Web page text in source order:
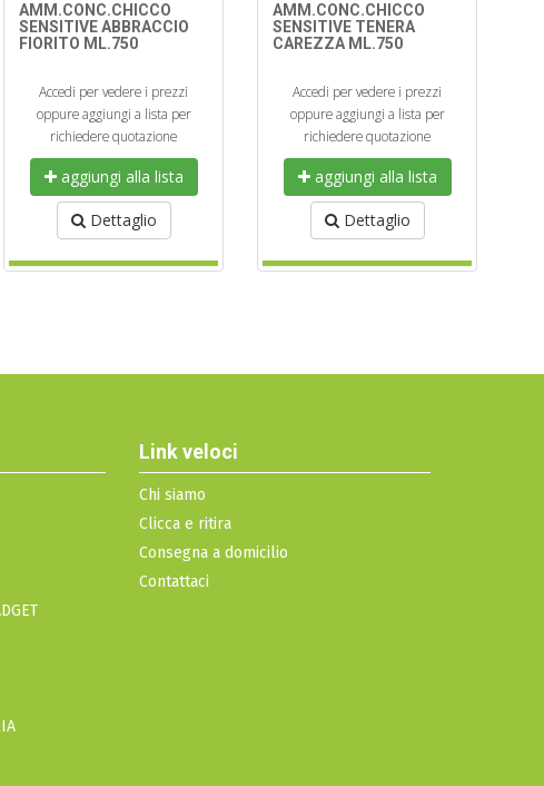
AMM.CONC.CHICCO
SENSITIVE ABBRACCIO
FIORITO ML.750
Accedi per vedere i prezzi
oppure aggiungi a lista per
richiedere quotazione
aggiungi alla lista
Dettaglio
AMM.CONC.CHICCO
SENSITIVE TENERA
CAREZZA ML.750
Accedi per vedere i prezzi
oppure aggiungi a lista per
richiedere quotazione
aggiungi alla lista
Dettaglio
Link veloci
Chi siamo
Clicca e ritira
Consegna a domicilio
Contattaci